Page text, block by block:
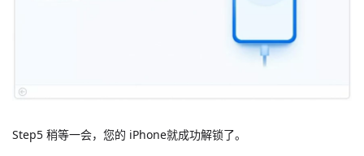
Step5 稍等一会，您的 iPhone就成功解锁了。